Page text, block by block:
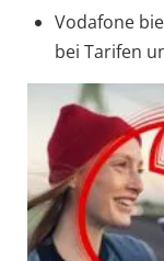
Vodafone
bei Tarifen